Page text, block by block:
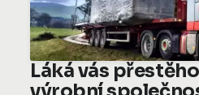
Láká vás